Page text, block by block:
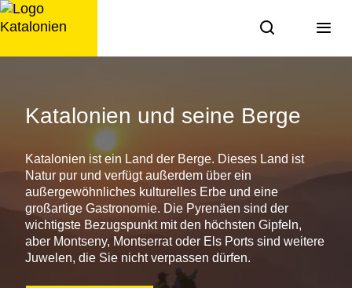
Zum
Inhalt
Katalonien
Katalonien und seine Berge
Katalonien ist ein Land der Berge. Dieses Land ist
Natur pur und verfügt außerdem über ein
außergewöhnliches kulturelles Erbe und eine
großartige Gastronomie. Die Pyrenäen sind der
wichtigste Bezugspunkt mit den höchsten Gipfeln,
aber Montseny, Montserrat oder Els Ports sind weitere
Juwelen, die Sie nicht verpassen dürfen.